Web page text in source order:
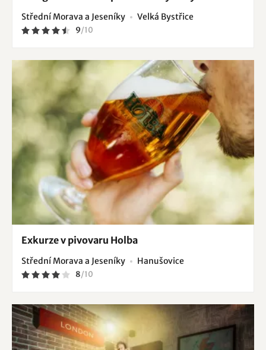
Střední Morava a Jeseníky Velká Bystřice
9/10
Exkurze v pivovaru Holba
Střední Morava a Jeseníky Hanušovice
8/10